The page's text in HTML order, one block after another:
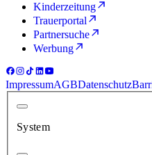
Kinderzeitung
Trauerportal
Partnersuche
Werbung
ImpressumAGBDatenschutz
System